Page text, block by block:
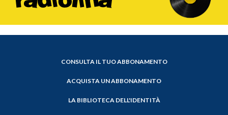
CONSULTA IL TUO ABBONAMENTO
ACQUISTA UN ABBONAMENTO
LA BIBLIOTECA DELL'IDENTITÀ